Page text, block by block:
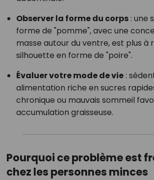
Observer la forme du corps: une
forme de "pomme", avec une
masse autour du ventre, est plus à
silhouette en forme de "poire".
Évaluer votre mode de vie:
alimentation riche en sucres
chronique ou mauvais sommeil
accumulation graisseuse.
Pourquoi ce problème est
chez les personnes minces